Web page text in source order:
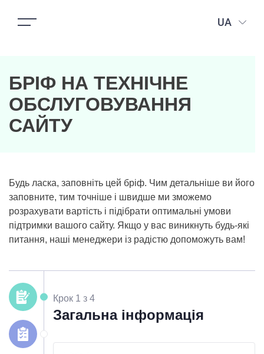
UA
БРІФ НА ТЕХНІЧНЕ
ОБСЛУГОВУВАННЯ
САЙТУ
Будь ласка, заповніть цей бріф. Чим детальніше ви його
заповните, тим точніше і швидше ми зможемо
розрахувати вартість і підібрати оптимальні умови
підтримки вашого сайту. Якщо у вас виникнуть будь-які
питання, наші менеджери із радістю допоможуть вам!
Крок 1 з 4
Загальна інформація